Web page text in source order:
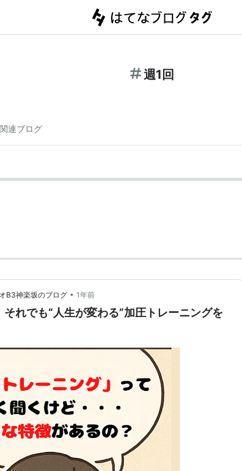
週1回
関連ブログ
B3神楽坂のブログ • 1年前
れでも“人生が変わる”加圧トレーニングを